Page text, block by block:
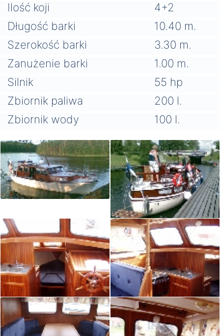
Ilość koji
4+2
Długość barki
10.40 m.
Szerokość barki
3.30 m.
Zanużenie barki
1.00 m.
Silnik
55 hp
Zbiornik paliwa
200 l.
Zbiornik wody
100 l.